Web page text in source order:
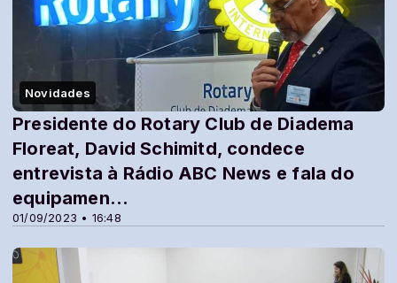
Novidades
01/09/2023 • 16:48
Presidente do Rotary Club de Diadema
Floreat, David Schimitd, condece
entrevista à Rádio ABC News e fala do
equipamen...